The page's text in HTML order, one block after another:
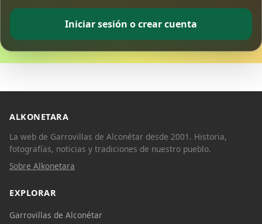
Iniciar sesión o crear cuenta
ALKONETARA
La web de Garrovillas de Alconétar desde 2001. Historia,
fotografías, noticias y tradiciones de nuestro pueblo.
Sobre Alkonetara
EXPLORAR
Garrovillas de Alconétar